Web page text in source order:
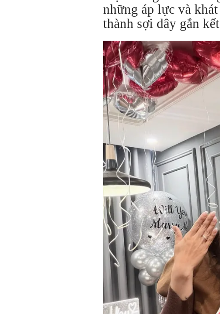
những áp lực và
thành sợi dây gắn